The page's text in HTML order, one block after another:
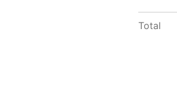
Total